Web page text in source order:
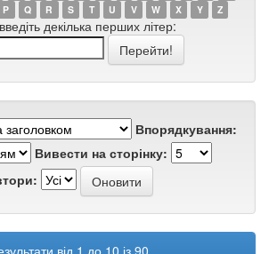
P Q R S T U V W X Y Z
декілька перших літер:
Впорядкування:
Вивести на сторінку:
від 1 до 10 із 90